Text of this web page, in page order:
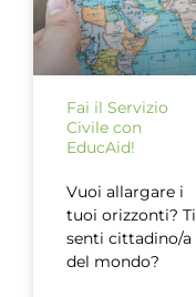
Fai il Servizio
Civile con
EducAid!
Vuoi allargare i
tuoi orizzonti? Ti
senti cittadino/a
del mondo?